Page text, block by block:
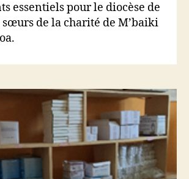
essentiels pour le diocèse de
sœurs de la charité de M’baiki